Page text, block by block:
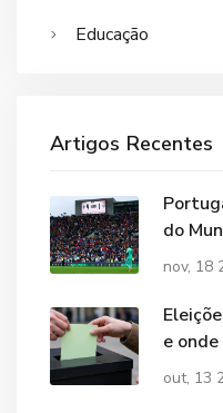
Educação
Artigos Recentes
do
nov, 18
e
out, 13